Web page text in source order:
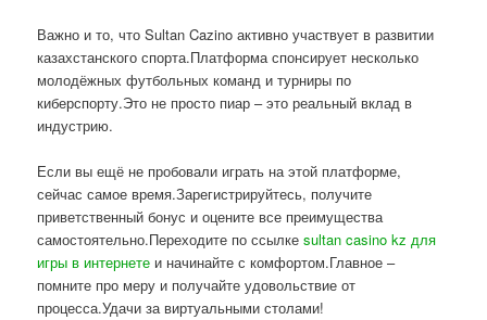
Важно и то, что Sultan Cazino активно участвует в развитии
казахстанского спорта.Платформа спонсирует несколько
молодёжных футбольных команд и турниры по
киберспорту.Это не просто пиар – это реальный вклад в
индустрию.
Если вы ещё не пробовали играть на этой платформе,
сейчас самое время.Зарегистрируйтесь, получите
приветственный бонус и оцените все преимущества
самостоятельно.Переходите по ссылкеsultan casino kz для
игры в интернете и начинайте с комфортом.Главное –
помните про меру и получайте удовольствие от
процесса.Удачи за виртуальными столами!